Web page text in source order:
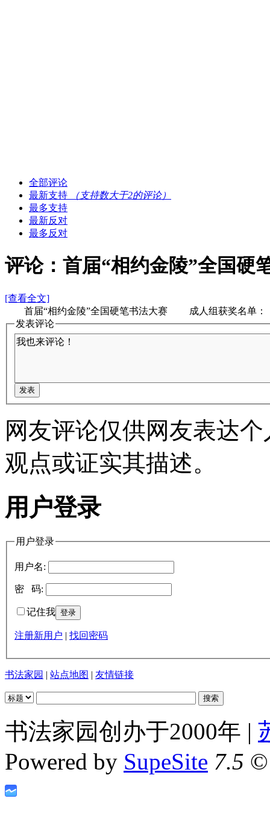
全部评论
最新支持
（支持数大于2的评论）
最多支持
最新反对
最多反对
评论：首届“相约金陵”全国硬
[查看全文]
首届“相约金陵”全国硬笔书法大赛 成人组获奖名单
发表评论
网友评论仅供网友表达
观点或证实其描述。
用户登录
用户登录
用户名:
密 码:
记住我
注册新用户 | 找回密码
书法家园 | 站点地图 | 友情链接
书法家园创办于2000年 |
Powered by SupeSite 7.5 ©